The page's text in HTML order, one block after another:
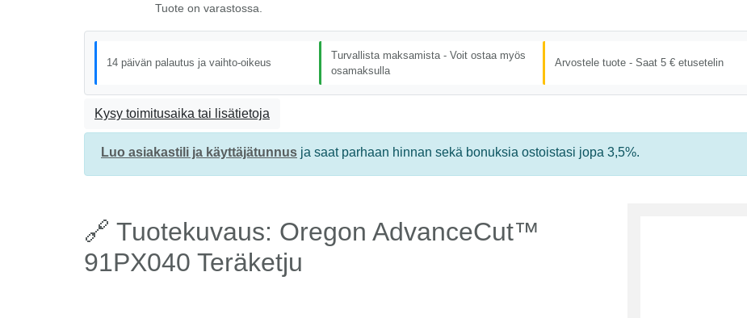
Tuote on varastossa.
14 päivän palautus ja vaihto-oikeus
Turvallista maksamista - Voit ostaa myös
osamaksulla
Arvostele tuote - Saat 5 € etusetelin
Kysy toimitusaika tai lisätietoja
Luo asiakastili ja käyttäjätunnus ja saat parhaan hinnan sekä bonuksia ostoistasi jopa 3,5%.
🔗 Tuotekuvaus: Oregon AdvanceCut™
91PX040 Teräketju